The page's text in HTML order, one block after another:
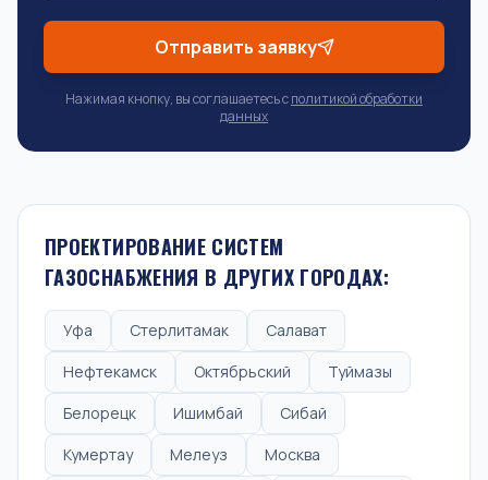
Отправить заявку
Нажимая кнопку, вы соглашаетесь сполитикой обработки
данных
ПРОЕКТИРОВАНИЕ СИСТЕМ
ГАЗОСНАБЖЕНИЯ В ДРУГИХ ГОРОДАХ:
Уфа Стерлитамак
Салават
Нефтекамск
Октябрьский
Туймазы
Белорецк
Ишимбай
Сибай
Кумертау
Мелеуз
Москва